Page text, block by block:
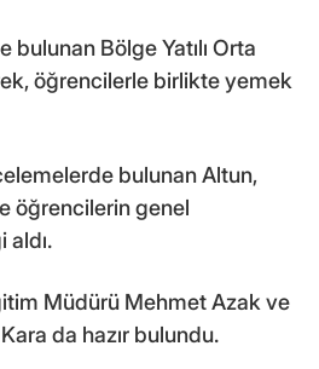
Bölge Yatılı Orta
öğrencilerle birlikte yemek
bulunan Altun,
öğrencilerin genel
aldı.
Müdürü Mehmet Azak ve
da hazır bulundu.